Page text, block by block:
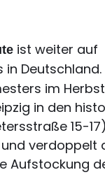
ist weiter auf
in Deutschland.
im
in den
15-
verdoppelt
Aufstockung